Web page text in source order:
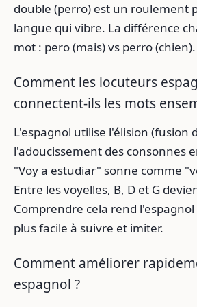
double (perro) est un roulement
langue qui vibre. La différence
mot : pero (mais) vs perro (chien).
Comment les locuteurs
connectent-ils les mots
L'espagnol utilise l'élision (fusion
l'adoucissement des consonnes
"Voy a estudiar" sonne comme
Entre les voyelles, B, D et G
Comprendre cela rend
plus facile à suivre et imiter.
Comment améliorer
espagnol ?